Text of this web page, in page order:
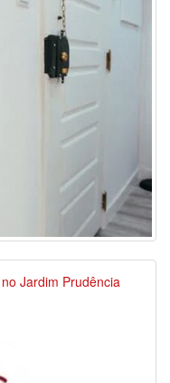
Jardim Prudência